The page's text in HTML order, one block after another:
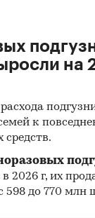
по
часть
(более 44%).
- в
на
к
средств.
2026 г, их
598 до 770 млн